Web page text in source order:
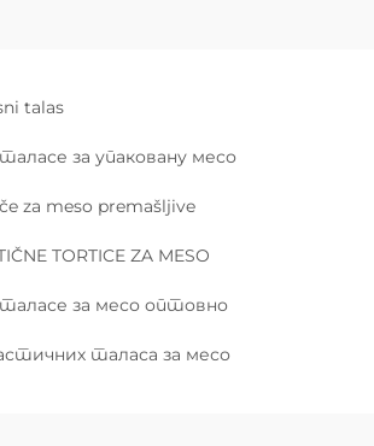
talas
за упаковану месо
za meso premašljive
TORTICE ZA MESO
за месо оптовно
таласа за месо